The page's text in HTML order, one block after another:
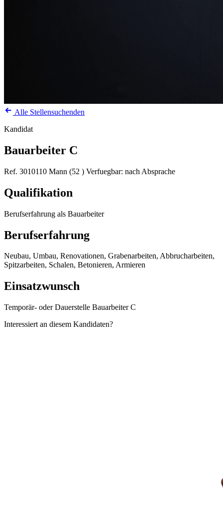
Alle Stellensuchenden
Kandidat
Bauarbeiter C
Ref. 3010110 Mann (52 ) Verfuegbar: nach Absprache
Qualifikation
Berufserfahrung als Bauarbeiter
Berufserfahrung
Neubau, Umbau, Renovationen, Grabenarbeiten, Abbrucharbeiten,
Spitzarbeiten, Schalen, Betonieren, Armieren
Einsatzwunsch
Temporär- oder Dauerstelle Bauarbeiter C
Interessiert an diesem Kandidaten?